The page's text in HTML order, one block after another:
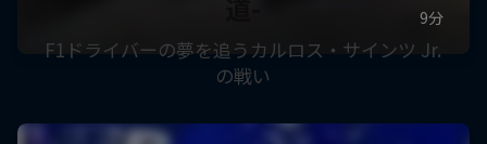
F1ドライバーの夢を追うカルロス・サインツ Jr.
の戦い